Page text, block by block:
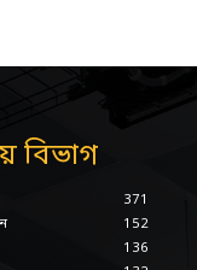
বিভাগ
371
152
136